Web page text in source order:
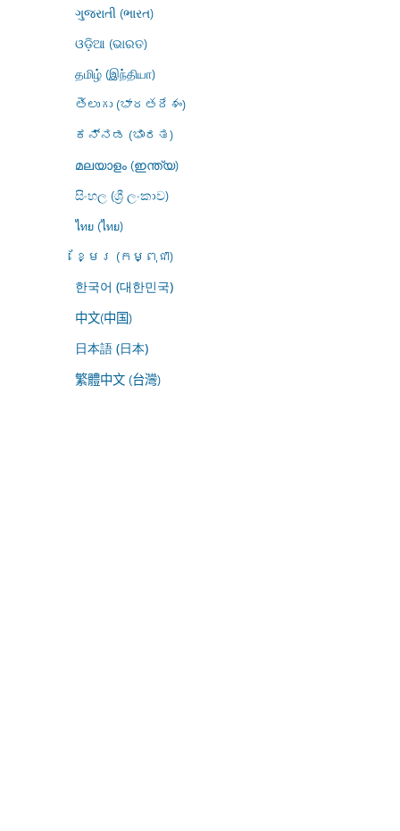
ગુજરાતી (ભારત)
ଓଡ଼ିଆ (ଭାରତ)
தமிழ் (இந்தியா)
తెలుగు (భారతదేశం)
ಕನ್ನಡ (ಭಾರತ)
മലയാളം (ഇന്ത്യ)
සිංහල (ශ්‍රී ලංකාව)
ไทย (ไทย)
ខ្មែរ (កម្ពុជា)
한국어 (대한민국)
中文(中国)
日本語 (日本)
繁體中文 (台灣)